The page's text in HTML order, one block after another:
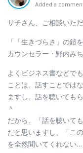
Added a
サチさん、ご相談いた
「「生きづらさ」の鎧
カウンセラー・野内みち
よくビジネス書などで
ことは、話すことでは
ますし、話を聴いても
＾
だから、「話を聴いて
だと思いますし、「こ
を全然聞いてくれない